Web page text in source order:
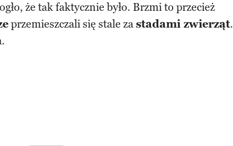
że tak faktycznie było. Brzmi to przecież
przemieszczali się stale zastadami zwierząt.